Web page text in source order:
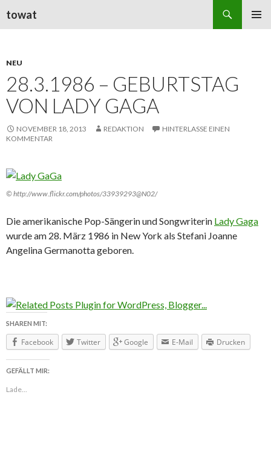
towat
NEU
28.3.1986 – GEBURTSTAG
VON LADY GAGA
NOVEMBER 18, 2013 REDAKTION
HINTERLASSE EINEN
KOMMENTAR
© http://www.flickr.com/photos/33939293@N02/
Die amerikanische Pop-Sängerin und Songwriterin Lady Gaga
wurde am 28. März 1986 in New York als Stefani Joanne
Angelina Germanotta geboren.
SHAREN MIT:
Facebook Twitter Google E-Mail Drucken
GEFÄLLT MIR:
Lade...